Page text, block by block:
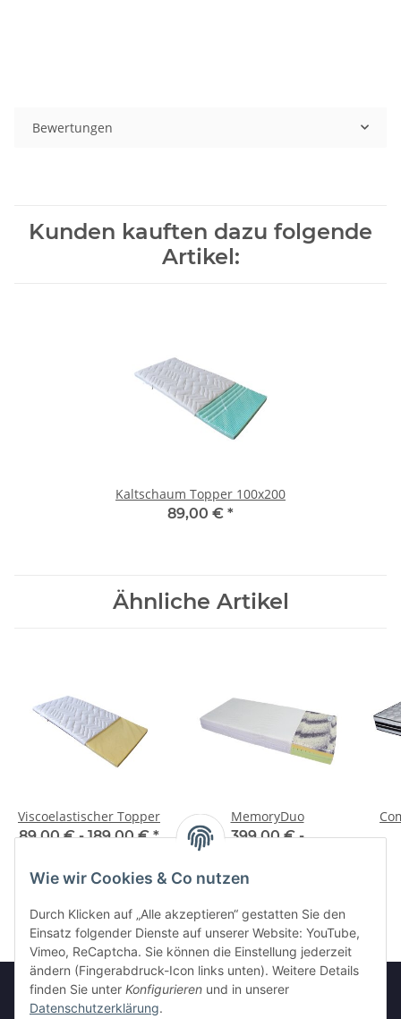
Bewertungen
Kunden kauften dazu folgende
Artikel:
Kaltschaum Topper 100x200
89,00 € *
Ähnliche Artikel
Viscoelastischer Topper
89,00 € -189,00 €*
MemoryDuo
399,00 € -
Wie wir Cookies & Co nutzen
Durch Klicken auf „Alle akzeptieren“ gestatten Sie den
Einsatz folgender Dienste auf unserer Website: YouTube,
Vimeo, ReCaptcha. Sie können die Einstellung jederzeit
ändern (Fingerabdruck-Icon links unten). Weitere Details
finden Sie unter Konfigurieren und in unserer
Datenschutzerklärung.